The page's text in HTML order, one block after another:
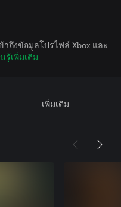
าถึงข้อมูลโปรไฟล์ Xbox และ
รู้เพิ่มเติม
เพิ่มเติม